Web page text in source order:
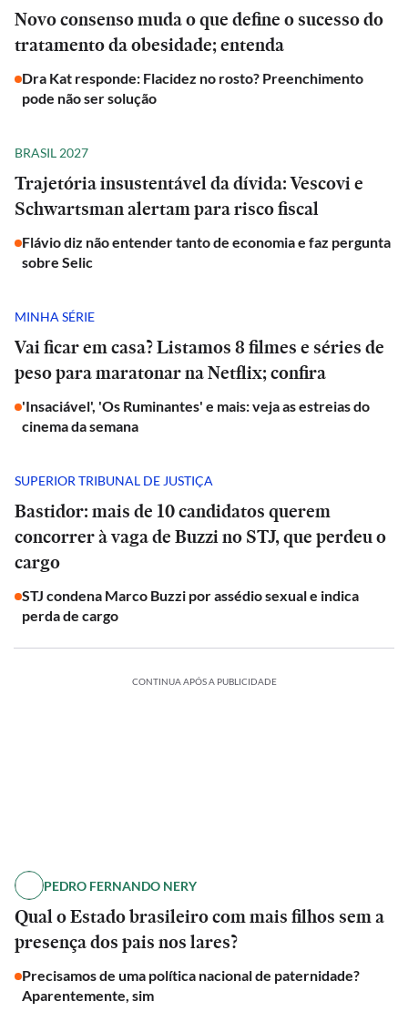
Novo consenso muda o que define o sucesso do
tratamento da obesidade; entenda
Dra Kat responde: Flacidez no rosto? Preenchimento
pode não ser solução
BRASIL 2027
Trajetória insustentável da dívida: Vescovi e
Schwartsman alertam para risco fiscal
Flávio diz não entender tanto de economia e faz pergunta
sobre Selic
MINHA SÉRIE
Vai ficar em casa? Listamos 8 filmes e séries de
peso para maratonar na Netflix; confira
'Insaciável', 'Os Ruminantes' e mais: veja as estreias do
cinema da semana
SUPERIOR TRIBUNAL DE JUSTIÇA
Bastidor: mais de 10 candidatos querem
concorrer à vaga de Buzzi no STJ, que perdeu o
cargo
STJ condena Marco Buzzi por assédio sexual e indica
perda de cargo
CONTINUA APÓS A PUBLICIDADE
PEDRO FERNANDO NERY
Qual o Estado brasileiro com mais filhos sem a
presença dos pais nos lares?
Precisamos de uma política nacional de paternidade?
Aparentemente, sim